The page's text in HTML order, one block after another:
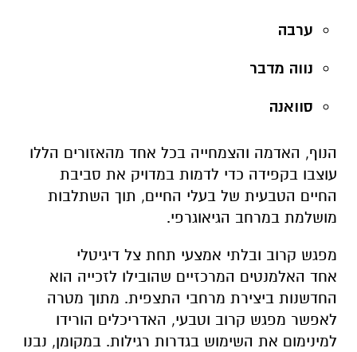
ערבה
נווה מדבר
סוואנה
הנוף, האדמה והצמחייה בכל אחד מהאזורים הללו
עוצבו בקפידה כדי לדמות במדויק את סביבת
החיים הטבעית של בעלי החיים, תוך השתלבות
מושלמת במרחב הגיאוגרפי.
מפגש קרוב ובלתי אמצעי תחת צל דיגיטלי
אחד האלמנטים המרכזיים שהובילו לזכייה הוא
החדשנות ביצירת מרחבי התצפית. מתוך מטרה
לאפשר מפגש קרוב וטבעי, האדריכלים הורידו
למינימום את השימוש בגדרות רגילות. במקומן, נבנו